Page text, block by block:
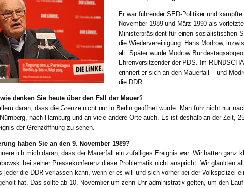
Er war führender SED-Politiker und
November 1989 und März 1990 als
Ministerpräsident für einen sozialistischen
die Wiedervereinigung: Hans Modrow,
alt. Später wurde Modrow
Ehrenvorsitzender der PDS. Im
erinnert er sich an den Mauerfall – und
die DDR.
denken Sie heute über den Fall der Mauer?
daran, dass die Grenze nicht nur in Berlin geöffnet wurde. Man fuhr nicht nur
nach Hamburg und an viele andere Orte auch. Es ist deshalb an der Zeit,
der Grenzöffnung zu sehen.
haben Sie an den 9. November 1989?
ich mich daran, dass der Mauerfall ein zufälliges Ereignis war. Wir hatten ganz
bei seiner Pressekonferenz diese Problematik nicht anspricht. Wir glaubten
jeder die DDR verlassen kann, wenn er es will und sich vorher bei der Volkspolizei
hat. Das sollte ab 10. November um zehn Uhr administrativ gelten, um den